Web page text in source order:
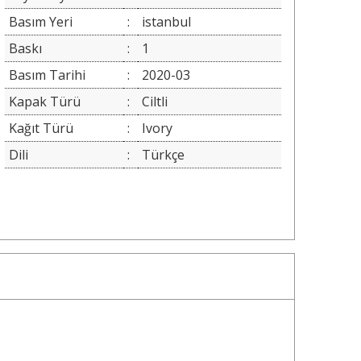
Basım Yeri
:
istanbul
Baskı
:
1
Basım Tarihi
:
2020-03
Kapak Türü
:
Ciltli
Kağıt Türü
:
Ivory
Dili
: Türkçe